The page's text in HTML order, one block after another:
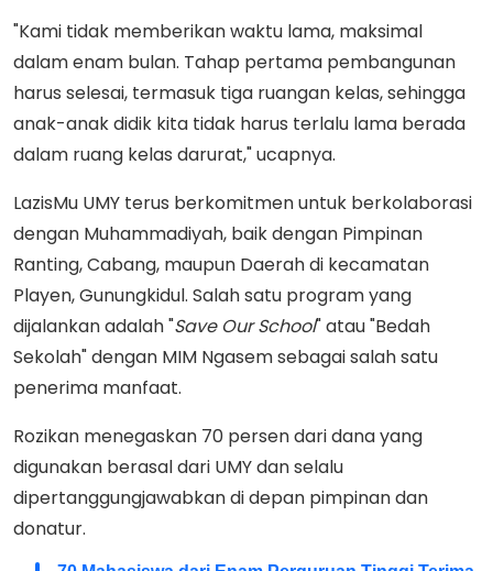
"Kami tidak memberikan waktu lama, maksimal
dalam enam bulan. Tahap pertama pembangunan
harus selesai, termasuk tiga ruangan kelas, sehingga
anak-anak didik kita tidak harus terlalu lama berada
dalam ruang kelas darurat," ucapnya.
LazisMu UMY terus berkomitmen untuk berkolaborasi
dengan Muhammadiyah, baik dengan Pimpinan
Ranting, Cabang, maupun Daerah di kecamatan
Playen, Gunungkidul. Salah satu program yang
dijalankan adalah "Save Our School" atau "Bedah
Sekolah" dengan MIM Ngasem sebagai salah satu
penerima manfaat.
Rozikan menegaskan 70 persen dari dana yang
digunakan berasal dari UMY dan selalu
dipertanggungjawabkan di depan pimpinan dan
donatur.